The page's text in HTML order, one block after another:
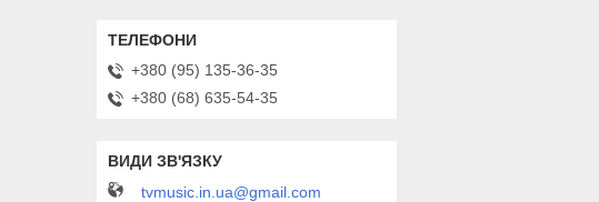
+380 (95) 135-36-35
+380 (68) 635-54-35
tvmusic.in.ua@gmail.com